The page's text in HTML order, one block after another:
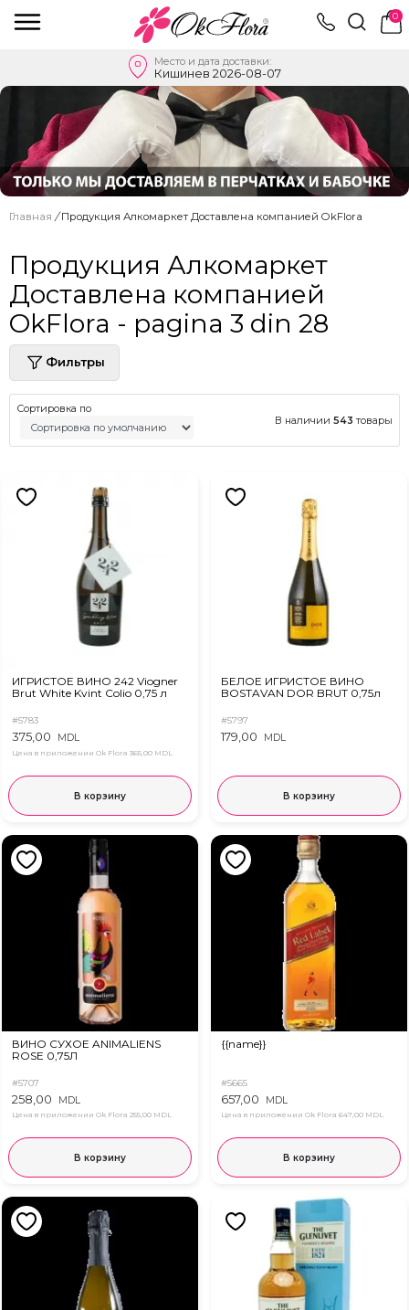
0
Место и дата доставки:
Кишинев 2026-08-07
Главная / Продукция Алкомаркет Доставлена ​​компанией OkFlora
Продукция Алкомаркет
Доставлена ​​компанией
OkFlora - pagina 3 din 28
Фильтры
Сортировка по
В наличии 543 товары
ИГРИСТОЕ ВИНО 242 Viogner
Brut White Kvint Colio 0,75 л
#5783
375,00 MDL
Цена в приложении Ok Flora 365,00 MDL
В корзину
БЕЛОЕ ИГРИСТОЕ ВИНО
BOSTAVAN DOR BRUT 0,75л
#5797
179,00 MDL
В корзину
ВИНО СУХОЕ ANIMALIENS
ROSE 0,75Л
#5707
258,00 MDL
Цена в приложении Ok Flora 255,00 MDL
В корзину
{{name}}
#5665
657,00 MDL
Цена в приложении Ok Flora 647,00 MDL
В корзину